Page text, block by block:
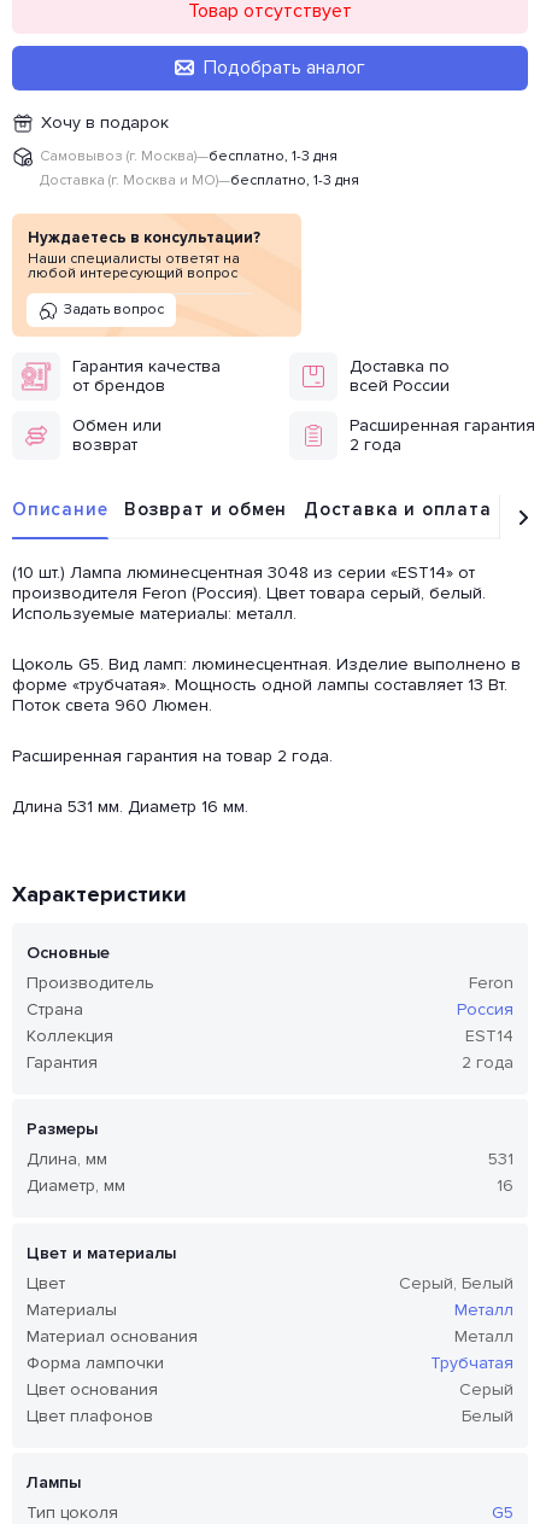
Товар отсутствует
Подобрать аналог
Хочу в подарок
Самовывоз (г. Москва)—бесплатно, 1-3 дня
Доставка (г. Москва и МО)—бесплатно, 1-3 дня
Нуждаетесь в консультации?
Наши специалисты ответят на
любой интересующий вопрос
Задать вопрос
Гарантия качества
от брендов
Доставка по
всей России
Обмен или
возврат
Расширенная гарантия
2 года
Описание Возврат и обмен Доставка и оплата
(10 шт.) Лампа люминесцентная 3048 из серии «EST14» от
производителя Feron (Россия). Цвет товара серый, белый.
Используемые материалы: металл.
Цоколь G5. Вид ламп: люминесцентная. Изделие выполнено в
форме «трубчатая». Мощность одной лампы составляет 13 Вт.
Поток света 960 Люмен.
Расширенная гарантия на товар 2 года.
Длина 531 мм. Диаметр 16 мм.
Характеристики
Основные
Производитель
Feron
Страна
Россия
Коллекция
EST14
Гарантия
2 года
Размеры
Длина, мм
531
Диаметр, мм
16
Цвет и материалы
Цвет
Серый, Белый
Материалы
Металл
Материал основания
Металл
Форма лампочки
Трубчатая
Цвет основания
Серый
Цвет плафонов
Белый
Лампы
Тип цоколя
G5